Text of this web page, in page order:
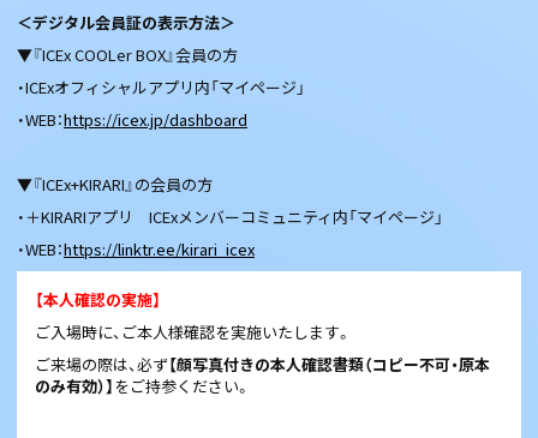
＜デジタル会員証の表示方法＞
▼『ICEx COOLer BOX』会員の方
・ICExオフィシャルアプリ内「マイページ」
・WEB：https://icex.jp/dashboard
▼『ICEx+KIRARI』の会員の方
・＋KIRARIアプリ ICExメンバーコミュニティ内「マイページ」
・WEB：https://linktr.ee/kirari_icex
【本人確認の実施】
ご入場時に、ご本人様確認を実施いたします。
ご来場の際は、必ず【顔写真付きの本人確認書類（コピー不可・原本
のみ有効）】をご持参ください。